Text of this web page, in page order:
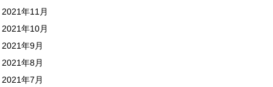
2021年11月
2021年10月
2021年9月
2021年8月
2021年7月